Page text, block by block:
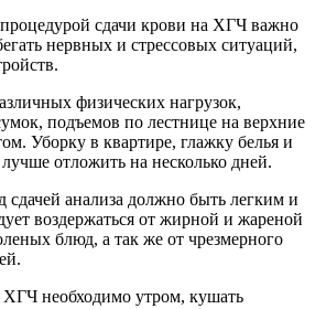
сдачи крови на ХГЧ важно
нервных и стрессовых ситуаций,
физических нагрузок,
подъемов по лестнице на верхние
Уборку в квартире, глажку белья и
отложить на несколько дней.
сдачей анализа должно быть легким и
воздержаться от жирной и жареной
блюд, а так же от чрезмерного
ХГЧ необходимо утром, кушать